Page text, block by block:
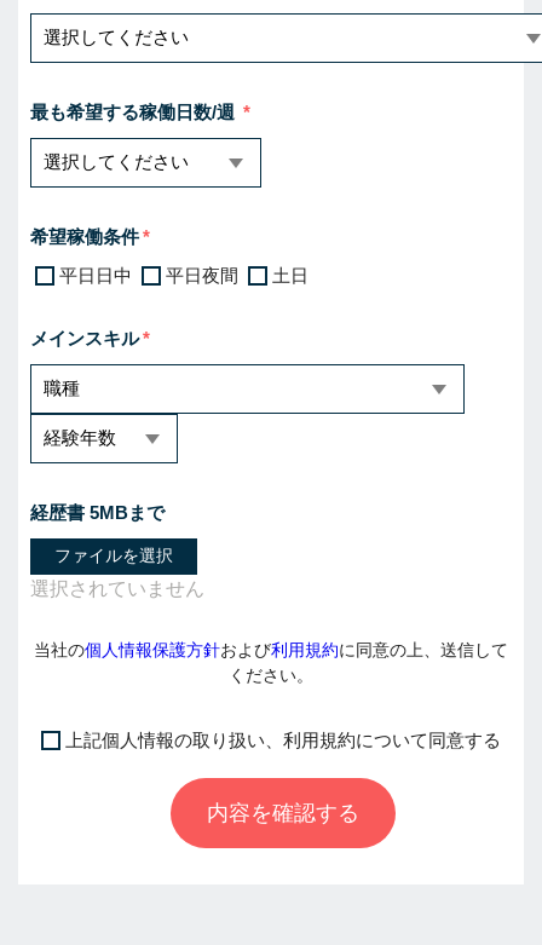
最も希望する稼働日数/週
希望稼働条件
平日日中
平日夜間 土日
メインスキル
経歴書 5MBまで
ファイルを選択
当社の個人情報保護方針および利用規約に同意の上、送信して
ください。
上記個人情報の取り扱い、利用規約について同意する
内容を確認する